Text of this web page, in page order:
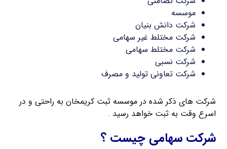
موسسه
شرکت دانش بنیان
شرکت مختلط غیر سهامی
شرکت مختلط سهامی
شرکت نسبی
شرکت تعاونی تولید و مصرف
شرکت های ذکر شده در موسسه ثبت کریمخان به راحتی و در
اسرع وقت به ثبت خواهد رسید .
شرکت سهامی چیست ؟